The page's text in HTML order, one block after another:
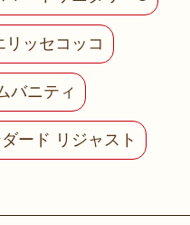
リッセコッコ
バニティ
ード リジャスト